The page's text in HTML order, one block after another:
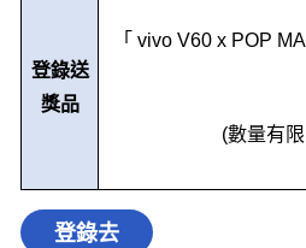
登錄送
獎品
「 vivo V60 x POP
(數量有
登錄去